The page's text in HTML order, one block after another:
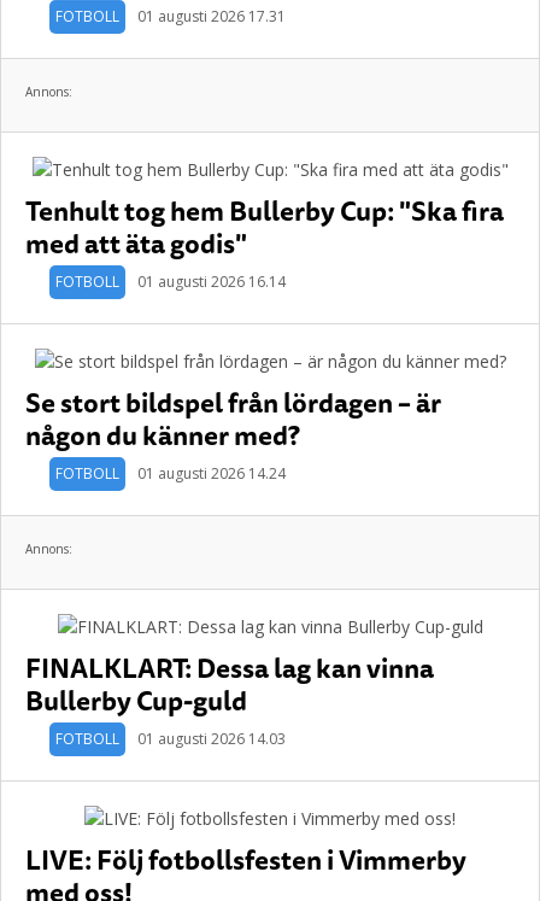
FOTBOLL 01 augusti 2026 17.31
Annons:
Tenhult tog hem Bullerby Cup: "Ska fira
med att äta godis"
FOTBOLL 01 augusti 2026 16.14
Se stort bildspel från lördagen – är
någon du känner med?
FOTBOLL 01 augusti 2026 14.24
Annons:
FINALKLART: Dessa lag kan vinna
Bullerby Cup-guld
FOTBOLL 01 augusti 2026 14.03
LIVE: Följ fotbollsfesten i Vimmerby
med oss!